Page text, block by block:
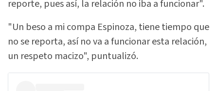
reporte, pues así, la relación no iba a funcionar".
"Un beso a mi compa Espinoza, tiene tiempo que
no se reporta, así no va a funcionar esta relación,
un respeto macizo", puntualizó.